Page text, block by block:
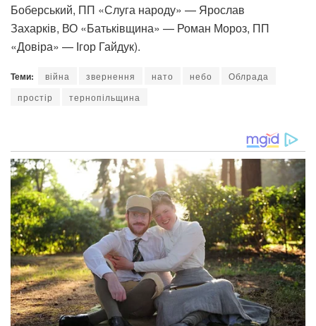
Боберський, ПП «Слуга народу» — Ярослав
Захарків, ВО «Батьківщина» — Роман Мороз, ПП
«Довіра» — Ігор Гайдук).
Теми: війна звернення нато небо
Облрада
простір
тернопільщина